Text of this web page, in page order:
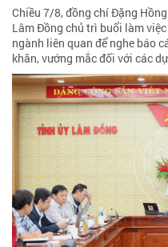
Chiều 7/8, đồng chí Đặng
Lâm Đồng chủ trì buổi làm
ngành liên quan để nghe báo
khăn, vướng mắc đối với các